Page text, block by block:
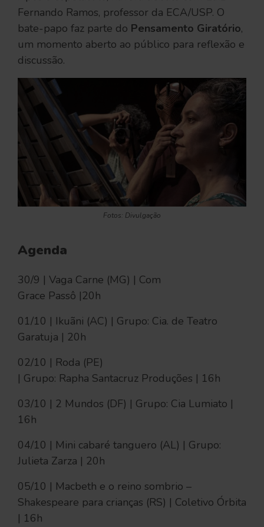
Fernando Ramos, professor da ECA/USP. O
bate-papo faz parte do Pensamento Giratório,
um momento aberto ao público para reflexão e
discussão.
Fotos: Divulgação
Agenda
30/9 | Vaga Carne (MG) | Com
Grace Passô |20h
01/10 | Ikuãni (AC) | Grupo: Cia. de Teatro
Garatuja | 20h
02/10 | Roda (PE)
| Grupo: Rapha Santacruz Produções | 16h
03/10 | 2 Mundos (DF) | Grupo: Cia Lumiato |
16h
04/10 | Mini cabaré tanguero (AL) | Grupo:
Julieta Zarza | 20h
05/10 | Macbeth e o reino sombrio –
Shakespeare para crianças (RS) | Coletivo Órbita
| 16h